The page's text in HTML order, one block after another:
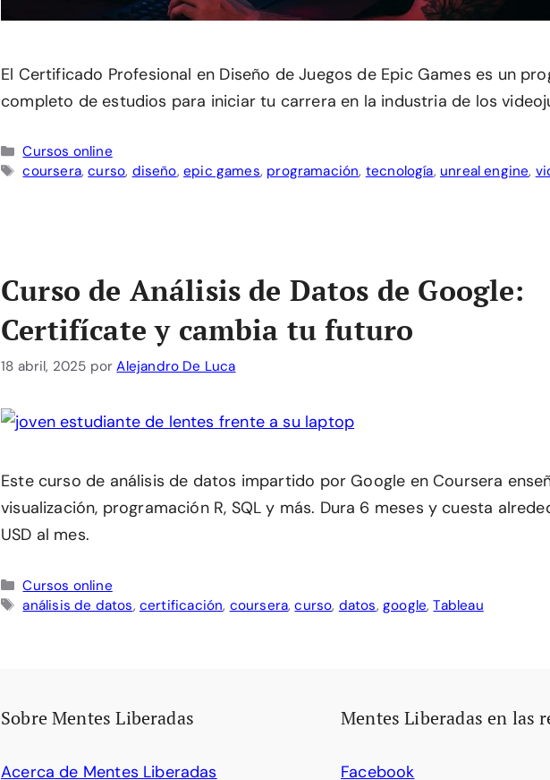
El Certificado Profesional en Diseño de Juegos de Epic Games es un
completo de estudios para iniciar tu carrera en la industria de los
Categorías
Cursos online
Etiquetas
coursera,curso, diseño,epic games, programación, tecnología, unreal engine,
Curso de Análisis de Datos de Google:
Certifícate y cambia tu futuro
18 abril, 2025 porAlejandro De Luca
Este curso de análisis de datos impartido por Google en Coursera
visualización, programación R, SQL y más. Dura 6 meses y cuesta
USD al mes.
Categorías
Cursos online
Etiquetas
análisis de datos, certificación, coursera,curso, datos,google,Tableau
Sobre Mentes Liberadas
Acerca de Mentes Liberadas
Mentes Liberadas en las
Facebook